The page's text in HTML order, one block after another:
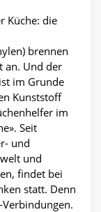
Küche: die
brennen
an. Und der
im Grunde
Kunststoff
im
Seit
und
und
findet bei
statt. Denn
Verbindungen.